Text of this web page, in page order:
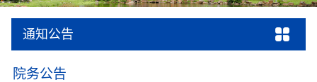
通知公告
院务公告